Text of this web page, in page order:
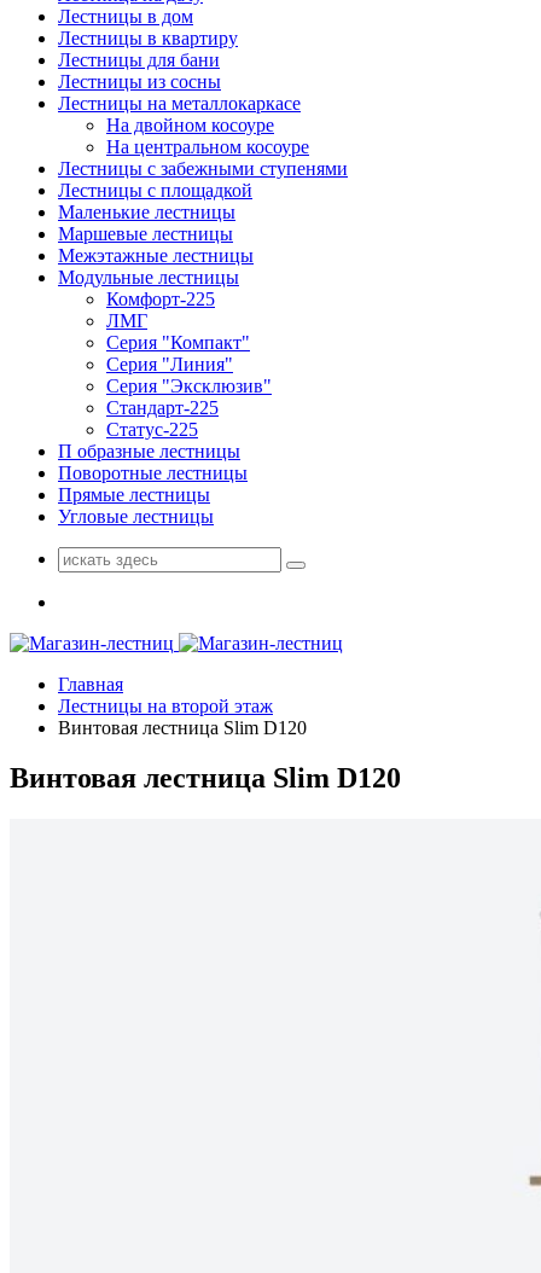
Лестницы в дом
Лестницы в квартиру
Лестницы для бани
Лестницы из сосны
Лестницы на металлокаркасе
На двойном косоуре
На центральном косоуре
Лестницы с забежными ступенями
Лестницы с площадкой
Маленькие лестницы
Маршевые лестницы
Межэтажные лестницы
Модульные лестницы
Комфорт-225
ЛМГ
Серия "Компакт"
Серия "Линия"
Серия "Эксклюзив"
Стандарт-225
Статус-225
П образные лестницы
Поворотные лестницы
Прямые лестницы
Угловые лестницы
Поиск
для:
Главная
Лестницы на второй этаж
Винтовая лестница Slim D120
Винтовая лестница Slim D120